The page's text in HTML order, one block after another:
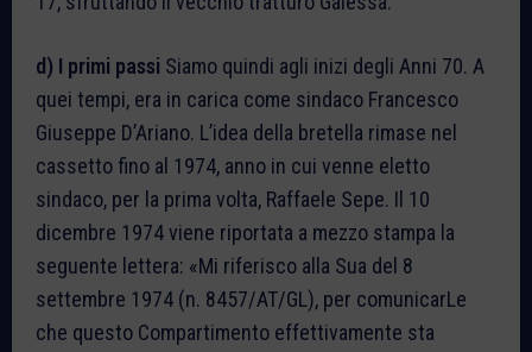
d) I primi passi Siamo quindi agli inizi degli Anni 70. A
quei tempi, era in carica come sindaco Francesco
Giuseppe D’Ariano. L’idea della bretella rimase nel
cassetto fino al 1974, anno in cui venne eletto
sindaco, per la prima volta, Raffaele Sepe. Il 10
dicembre 1974 viene riportata a mezzo stampa la
seguente lettera: «Mi riferisco alla Sua del 8
settembre 1974 (n. 8457/AT/GL), per comunicarLe
che questo Compartimento effettivamente sta